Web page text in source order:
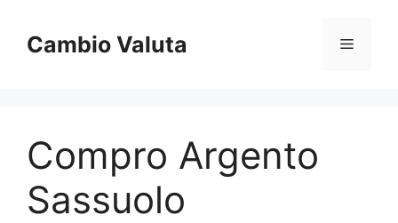
contenuto
Cambio Valuta Menu
Compro Argento
Sassuolo